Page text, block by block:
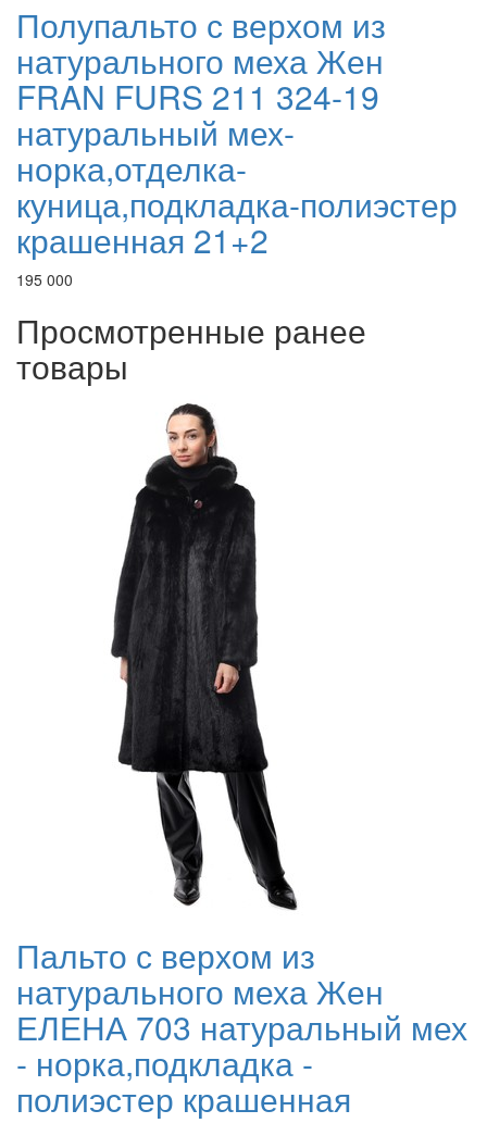
Полупальто с верхом из
натурального меха Жен
FRAN FURS 211 324-19
натуральный мех-
норка,отделка-
куница,подкладка-полиэстер
крашенная 21+2
195 000
Просмотренные ранее
товары
Пальто с верхом из
натурального меха Жен
ЕЛЕНА 703 натуральный мех
- норка,подкладка -
полиэстер крашенная